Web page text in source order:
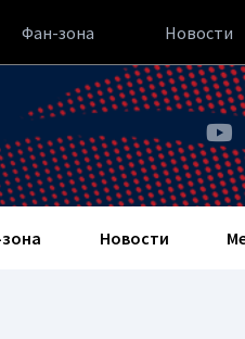
Фан-зона Новости
Новости